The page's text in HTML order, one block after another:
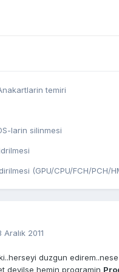
temiri
larin silinmesi
(GPU/CPU/FCH/PCH/
Aralık 2011
duzgun
deyilse hemin proqramin